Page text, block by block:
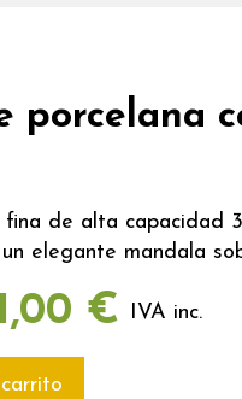
porcelana
de alta capacidad
elegante mandala
€ IVA inc.